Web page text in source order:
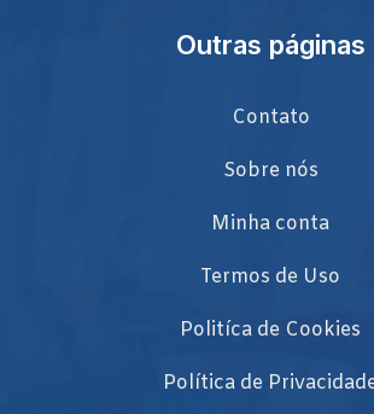
Outras páginas
Contato
Sobre nós
Minha conta
Termos de Uso
Politíca de Cookies
Política de